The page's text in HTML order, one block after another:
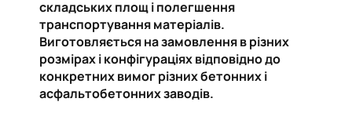
складських площ і полегшення
транспортування матеріалів.
Виготовляється на замовлення в різних
розмірах і конфігураціях відповідно до
конкретних вимог різних бетонних і
асфальтобетонних заводів.